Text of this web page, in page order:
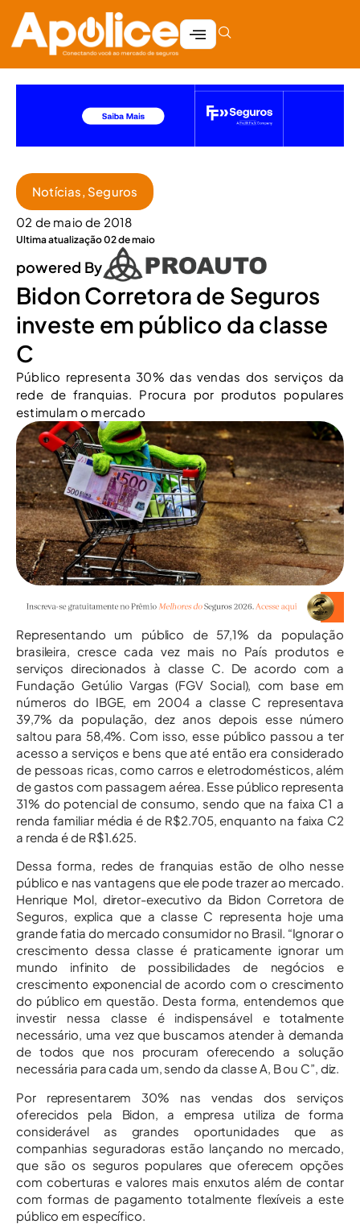
Notícias, Seguros
02 de maio de 2018
Ultima atualização 02 de maio
powered By
Bidon Corretora de Seguros
investe em público da classe
C
Público representa 30% das vendas dos serviços da
rede de franquias. Procura por produtos populares
estimulam o mercado
Representando um público de 57,1% da população
brasileira, cresce cada vez mais no País produtos e
serviços direcionados à classe C. De acordo com a
Fundação Getúlio Vargas (FGV Social), com base em
números do IBGE, em 2004 a classe C representava
39,7% da população, dez anos depois esse número
saltou para 58,4%. Com isso, esse público passou a ter
acesso a serviços e bens que até então era considerado
de pessoas ricas, como carros e eletrodomésticos, além
de gastos com passagem aérea. Esse público representa
31% do potencial de consumo, sendo que na faixa C1 a
renda familiar média é de R$2.705, enquanto na faixa C2
a renda é de R$1.625.
Dessa forma, redes de franquias estão de olho nesse
público e nas vantagens que ele pode trazer ao mercado.
Henrique Mol, diretor-executivo da Bidon Corretora de
Seguros, explica que a classe C representa hoje uma
grande fatia do mercado consumidor no Brasil. “Ignorar o
crescimento dessa classe é praticamente ignorar um
mundo infinito de possibilidades de negócios e
crescimento exponencial de acordo com o crescimento
do público em questão. Desta forma, entendemos que
investir nessa classe é indispensável e totalmente
necessário, uma vez que buscamos atender à demanda
de todos que nos procuram oferecendo a solução
necessária para cada um, sendo da classe A, B ou C”, diz.
Por representarem 30% nas vendas dos serviços
oferecidos pela Bidon, a empresa utiliza de forma
considerável as grandes oportunidades que as
companhias seguradoras estão lançando no mercado,
que são os seguros populares que oferecem opções
com coberturas e valores mais enxutos além de contar
com formas de pagamento totalmente flexíveis a este
público em específico.